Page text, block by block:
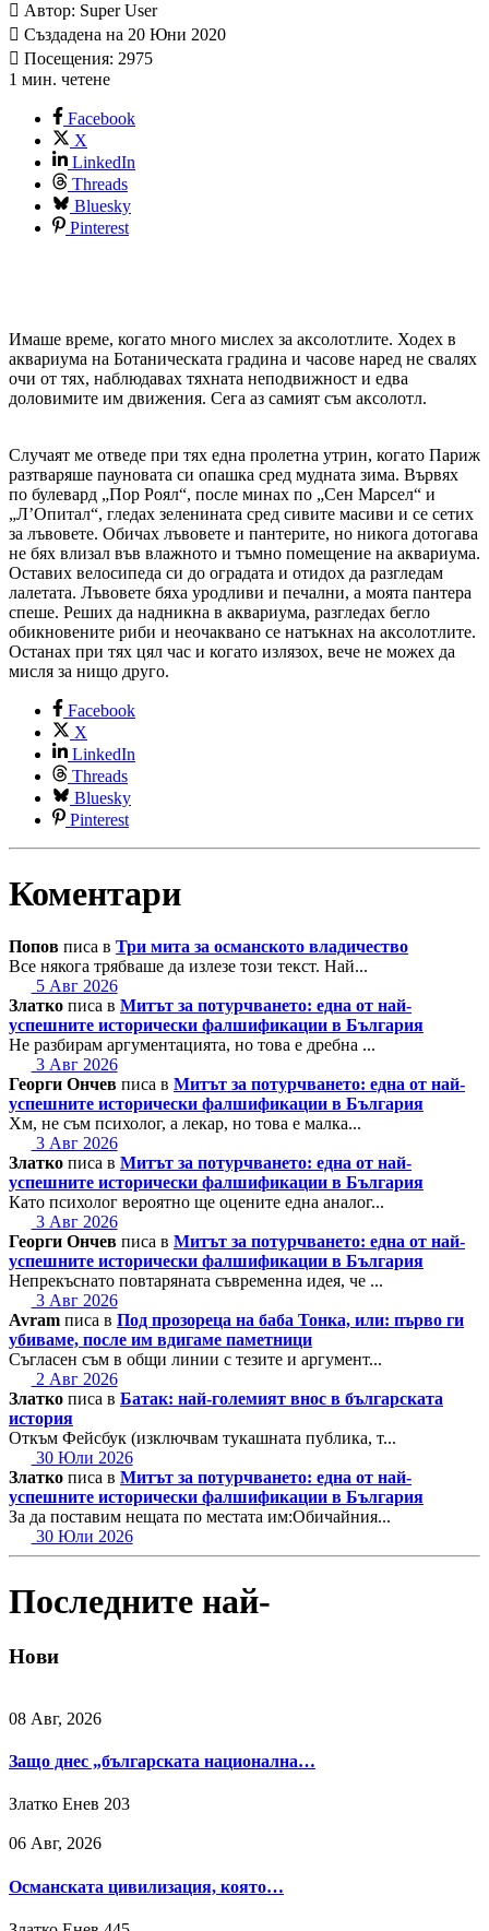
Автор: Super User
Създадена на 20 Юни 2020
Посещения: 2975
1 мин. четене
Facebook
X
LinkedIn
Threads
Bluesky
Pinterest
Имаше време, когато много мислех за аксолотлите. Ходех в
аквариума на Ботаническата градина и часове наред не свалях
очи от тях, наблюдавах тяхната неподвижност и едва
доловимите им движения. Сега аз самият съм аксолотл.
Случаят ме отведе при тях една пролетна утрин, когато Париж
разтваряше пауновата си опашка сред мудната зима. Вървях
по булевард „Пор Роял“, после минах по „Сен Марсел“ и
„Л’Опитал“, гледах зеленината сред сивите масиви и се сетих
за лъвовете. Обичах лъвовете и пантерите, но никога дотогава
не бях влизал във влажното и тъмно помещение на аквариума.
Оставих велосипеда си до оградата и отидох да разгледам
лалетата. Лъвовете бяха уродливи и печални, а моята пантера
спеше. Реших да надникна в аквариума, разгледах бегло
обикновените риби и неочаквано се натъкнах на аксолотлите.
Останах при тях цял час и когато излязох, вече не можех да
мисля за нищо друго.
Facebook
X
LinkedIn
Threads
Bluesky
Pinterest
Коментари
Попов писа в Три мита за османското владичество
Все някога трябваше да излезе този текст. Най...
5 Авг 2026
Златко писа в Митът за потурчването: една от най-
успешните исторически фалшификации в България
Не разбирам аргументацията, но това е дребна ...
3 Авг 2026
Георги Ончев писа в Митът за потурчването: една от най-
успешните исторически фалшификации в България
Хм, не съм психолог, а лекар, но това е малка...
3 Авг 2026
Златко писа в Митът за потурчването: една от най-
успешните исторически фалшификации в България
Като психолог вероятно ще оцените една аналог...
3 Авг 2026
Георги Ончев писа в Митът за потурчването: една от най-
успешните исторически фалшификации в България
Непрекъснато повтаряната съвременна идея, че ...
3 Авг 2026
Avram писа в Под прозореца на баба Тонка, или: първо ги
убиваме, после им вдигаме паметници
Съгласен съм в общи линии с тезите и аргумент...
2 Авг 2026
Златко писа в Батак: най-големият внос в българската
история
Откъм Фейсбук (изключвам тукашната публика, т...
30 Юли 2026
Златко писа в Митът за потурчването: една от най-
успешните исторически фалшификации в България
За да поставим нещата по местата им:Обичайния...
30 Юли 2026
Последните най-
Нови
08 Авг, 2026
Защо днес „българската национална…
Златко Енев 203
06 Авг, 2026
Османската цивилизация, която…